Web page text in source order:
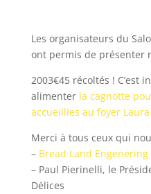
Les organisateurs du
ont permis de présenter
2003€45 récoltés ! C’est
alimenter la cagnotte
accueillies au foyer
Merci à tous ceux qui
– Bread Land Engenering
– Paul Pierinelli, le
Délices